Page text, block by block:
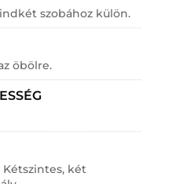
szobához külön.
öbölre.
Kétszintes, két